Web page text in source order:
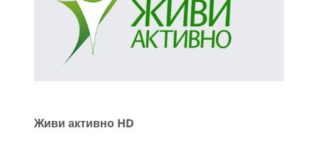
Живи активно HD